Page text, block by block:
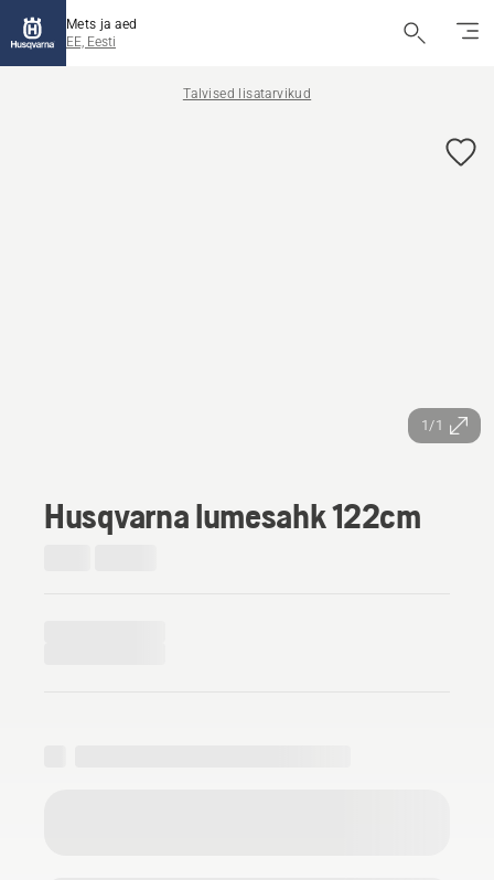
Mets ja aed
EE, Eesti
Talvised lisatarvikud
1/1
Husqvarna lumesahk 122cm